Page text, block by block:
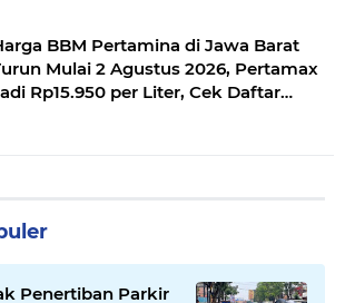
BBM Pertamina di Jawa Barat
Mulai 2 Agustus 2026, Pertamax
Rp15.950 per Liter, Cek Daftar
Penertiban Parkir